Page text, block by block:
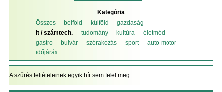
Kategória
Összes
belföld külföld
gazdaság
it / számtech.
tudomány kultúra
életmód
gastro
bulvár szórakozás sport
auto-motor
időjárás
A szűrés feltételeinek egyik hír sem felel meg.